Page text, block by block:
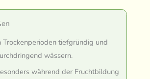
Trockenperioden tiefgründig und
wässern.
während der Fruchtbildung